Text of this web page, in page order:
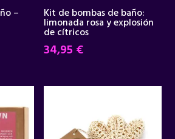
– Kit de bombas de baño:
limonada rosa y explosión
de cítricos
34,95 €